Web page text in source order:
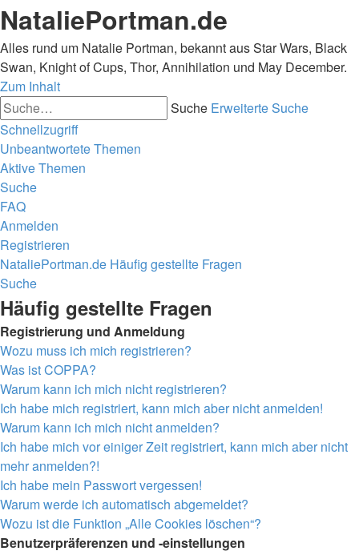
NataliePortman.de
Alles rund um Natalie Portman, bekannt aus Star Wars, Black
Swan, Knight of Cups, Thor, Annihilation und May December.
Zum Inhalt
Suche Erweiterte Suche
Schnellzugriff
Unbeantwortete Themen
Aktive Themen
Suche
FAQ
Anmelden
Registrieren
NataliePortman.de Häufig gestellte Fragen
Suche
Häufig gestellte Fragen
Registrierung und Anmeldung
Wozu muss ich mich registrieren?
Was ist COPPA?
Warum kann ich mich nicht registrieren?
Ich habe mich registriert, kann mich aber nicht anmelden!
Warum kann ich mich nicht anmelden?
Ich habe mich vor einiger Zeit registriert, kann mich aber nicht
mehr anmelden?!
Ich habe mein Passwort vergessen!
Warum werde ich automatisch abgemeldet?
Wozu ist die Funktion „Alle Cookies löschen“?
Benutzerpräferenzen und -einstellungen